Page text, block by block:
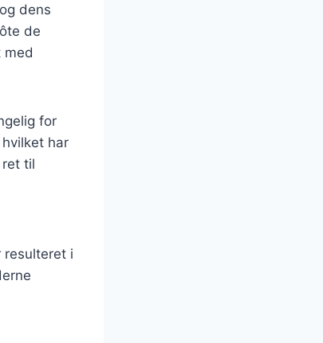
dens
de
med
for
har
til
resulteret i